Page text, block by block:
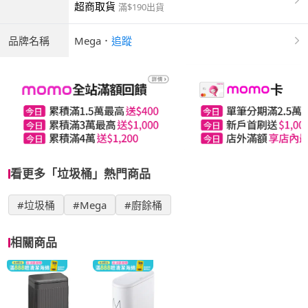
超商取貨 滿$190出貨
品牌名稱 Mega ． 追蹤
看更多「垃圾桶」熱門商品
#垃圾桶 #Mega #廚餘桶
相關商品